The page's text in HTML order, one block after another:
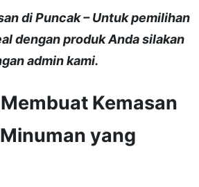
di Puncak – Untuk pemilihan
dengan produk Anda silakan
admin kami.
Kemasan
yang